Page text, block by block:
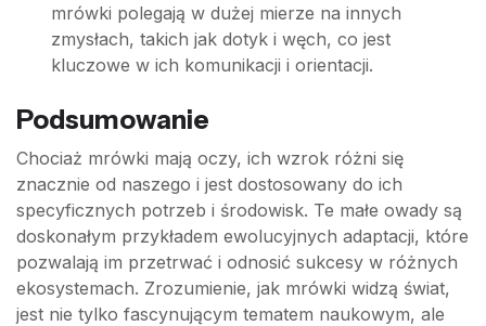
mrówki polegają w dużej mierze na innych
zmysłach, takich jak dotyk i węch, co jest
kluczowe w ich komunikacji i orientacji.
Podsumowanie
Chociaż mrówki mają oczy, ich wzrok różni się
znacznie od naszego i jest dostosowany do ich
specyficznych potrzeb i środowisk. Te małe owady są
doskonałym przykładem ewolucyjnych adaptacji, które
pozwalają im przetrwać i odnosić sukcesy w różnych
ekosystemach. Zrozumienie, jak mrówki widzą świat,
jest nie tylko fascynującym tematem naukowym, ale